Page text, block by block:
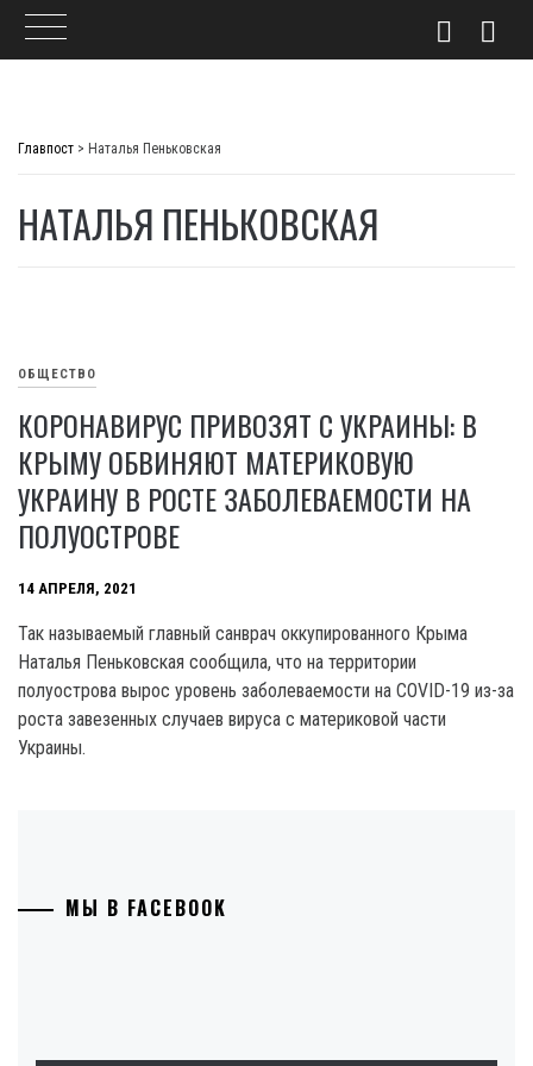
Главпост > Наталья Пеньковская
НАТАЛЬЯ ПЕНЬКОВСКАЯ
ОБЩЕСТВО
КОРОНАВИРУС ПРИВОЗЯТ С УКРАИНЫ: В
КРЫМУ ОБВИНЯЮТ МАТЕРИКОВУЮ
УКРАИНУ В РОСТЕ ЗАБОЛЕВАЕМОСТИ НА
ПОЛУОСТРОВЕ
14 АПРЕЛЯ, 2021
Так называемый главный санврач оккупированного Крыма
Наталья Пеньковская сообщила, что на территории
полуострова вырос уровень заболеваемости на COVID-19 из-за
роста завезенных случаев вируса с материковой части
Украины.
МЫ В FACEBOOK